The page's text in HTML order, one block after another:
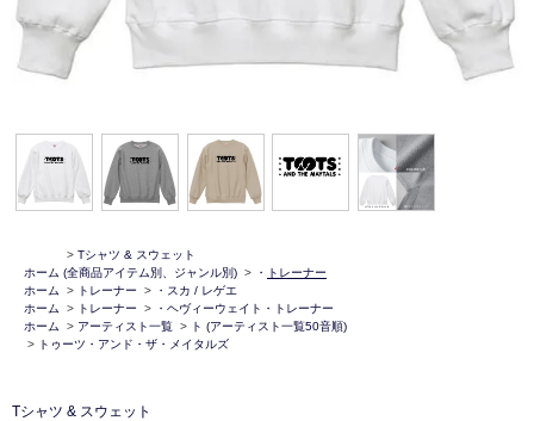
ホーム
> Tシャツ & スウェット
(全商品アイテム別、ジャンル別) > ・
トレーナー
ホーム
> トレーナー >
・スカ / レゲエ
ホーム
> トレーナー >
・ヘヴィーウェイト・トレーナー
ホーム
> アーティスト一覧 > ト (アーティスト一覧50音順)
> トゥーツ・アンド・ザ・メイタルズ
Tシャツ & スウェット